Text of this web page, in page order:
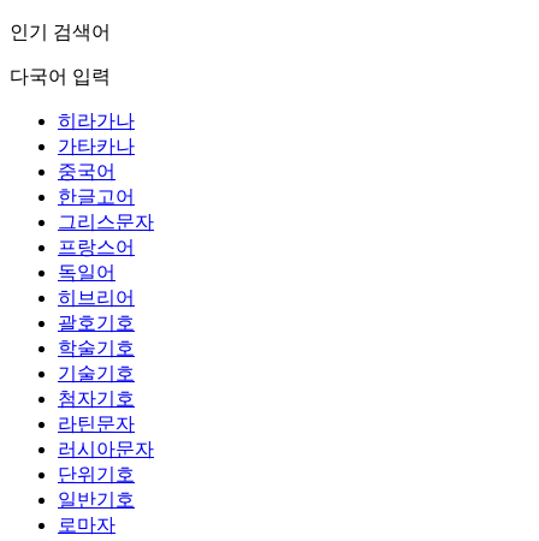
인기 검색어
다국어 입력
히라가나
가타카나
중국어
한글고어
그리스문자
프랑스어
독일어
히브리어
괄호기호
학술기호
기술기호
첨자기호
라틴문자
러시아문자
단위기호
일반기호
로마자